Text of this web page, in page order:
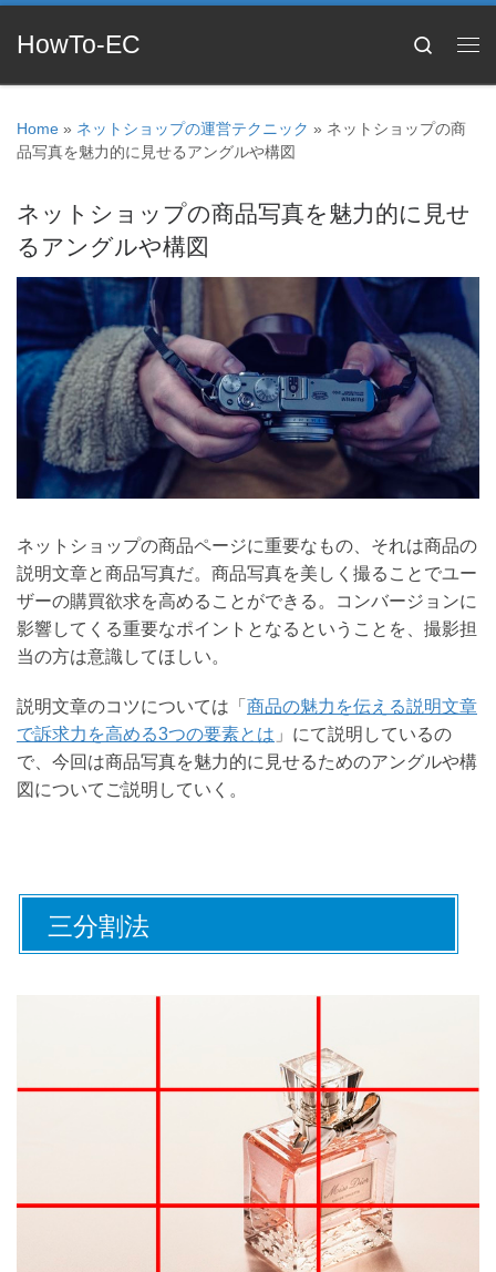
HowTo-EC Search
Home » ネットショップの運営テクニック » ネットショップの商
品写真を魅力的に見せるアングルや構図
ネットショップの商品写真を魅力的に見せ
るアングルや構図
ネットショップの商品ページに重要なもの、それは商品の
説明文章と商品写真だ。商品写真を美しく撮ることでユー
ザーの購買欲求を高めることができる。コンバージョンに
影響してくる重要なポイントとなるということを、撮影担
当の方は意識してほしい。
説明文章のコツについては「 商品の魅力を伝える説明文章
で訴求力を高める3つの要素とは 」にて説明しているの
で、今回は商品写真を魅力的に見せるためのアングルや構
図についてご説明していく。
三分割法